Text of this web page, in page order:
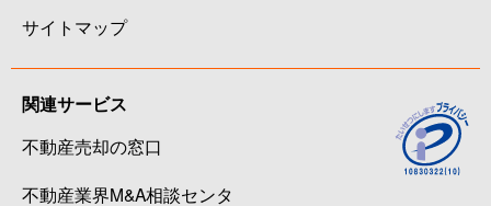
サイトマップ
関連サービス
不動産売却の窓口
不動産業界M&A相談センタ